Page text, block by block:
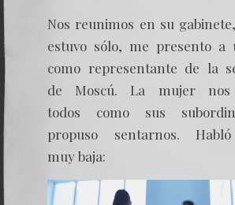
Nos reunimos en su
estuvo sólo, me presento a
como representante de la
de Moscú. La mujer
todos como sus
propuso sentarnos.
muy baja: